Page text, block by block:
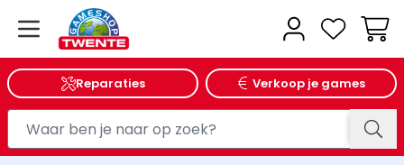
Reparaties Verkoop je games